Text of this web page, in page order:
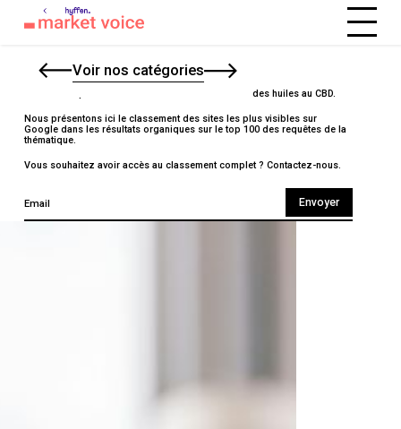
Voir nos catégories
CBD
Découvrez qui sont les leaders SEO sur le marché des huiles au CBD.
Nous présentons ici le classement des sites les plus visibles sur
Google dans les résultats organiques sur le top 100 des requêtes de la
thématique.
Vous souhaitez avoir accès au classement complet ? Contactez-nous.